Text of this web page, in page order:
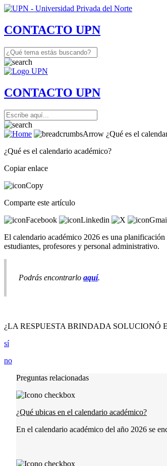
CONTACTO UPN
CONTACTO UPN
¿Qué es el
¿Qué es el calendario académico?
Copiar enlace
Comparte este artículo
El calendario académico 2026 es una
estudiantes, profesores y personal administrativo.
Podrás encontrarlo aquí.
¿LA RESPUESTA BRINDADA SOLUCIONÓ
sí
no
Preguntas relacionadas
¿Qué ubicas en el calendario académico?
En el calendario académico del año 2026 se